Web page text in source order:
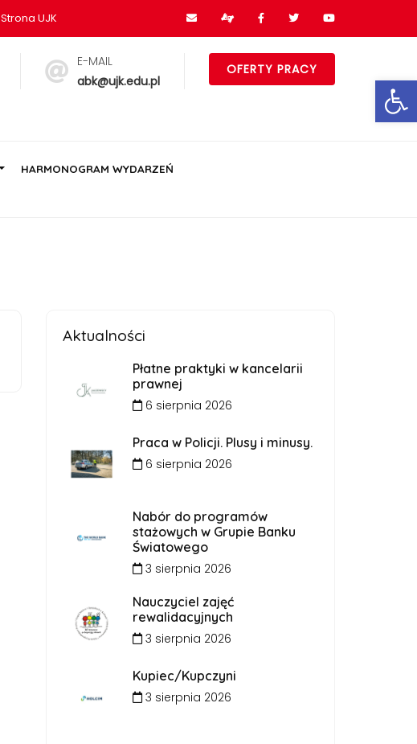
Strona UJK
E-MAIL
abk@ujk.edu.pl
OFERTY PRACY
HARMONOGRAM WYDARZEŃ
Aktualności
Płatne praktyki w kancelarii
prawnej
6 sierpnia 2026
Praca w Policji. Plusy i minusy.
6 sierpnia 2026
Nabór do programów
stażowych w Grupie Banku
Światowego
3 sierpnia 2026
Nauczyciel zajęć
rewalidacyjnych
3 sierpnia 2026
Kupiec/Kupczyni
3 sierpnia 2026